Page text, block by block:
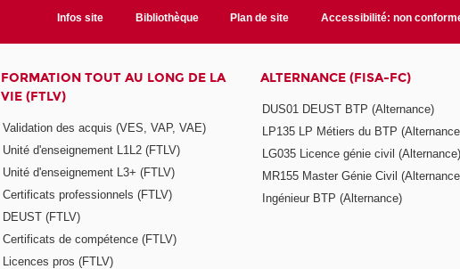
Infos site Bibliothèque Plan de site Accessibilité: non
FORMATION TOUT AU LONG DE LA
VIE (FTLV)
Validation des acquis (VES, VAP, VAE)
Unité d'enseignement L1L2 (FTLV)
Unité d'enseignement L3+ (FTLV)
Certificats professionnels (FTLV)
DEUST (FTLV)
Certificats de compétence (FTLV)
Licences pros (FTLV)
ALTERNANCE (FISA-FC)
DUS01 DEUST BTP (Alternance)
LP135 LP Métiers du BTP
LG035 Licence génie civil (Alternance)
MR155 Master Génie Civil
Ingénieur BTP (Alternance)